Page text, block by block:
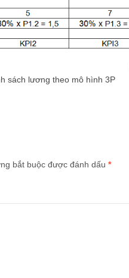
sách lương theo mô hình 3P
bắt buộc được đánh dấu *